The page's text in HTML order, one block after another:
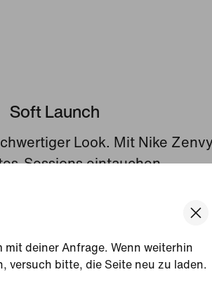
mit deiner Anfrage. Wenn weiterhin
versuch bitte, die Seite neu zu laden.
Soft Launch
Look. Mit Nike
Sessions eintauchen.